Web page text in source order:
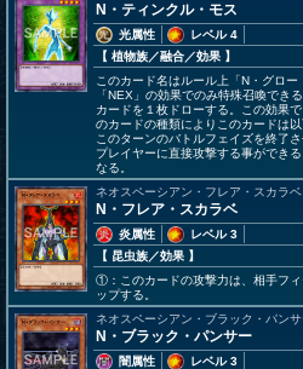
N・ティンクル・モス
光属性
レベル 4
【 植物族／融合／効果 】
このカード名はルール上「N・グロ
「NEX」の効果でのみ特殊召喚でき
カードを１枚ドローする。この効果
のカードの種類によりこのカードは
このターンのバトルフェイズを終了
プレイヤーに直接攻撃する事ができ
なる。
ネオスペーシアン・フレア・スカラベ
N・フレア・スカラベ
炎属性
レベル 3
【 昆虫族／効果 】
①：このカードの攻撃力は、相手フ
ップする。
ネオスペーシアン・ブラック・パンサ
N・ブラック・パンサー
闇属性
レベル 3